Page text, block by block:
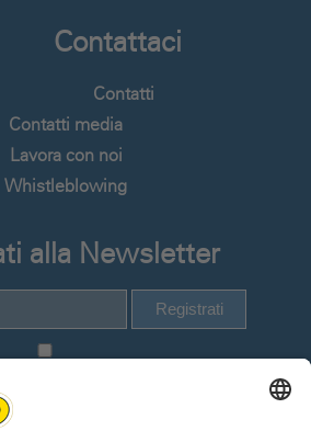
Contattaci
Contatti
Contatti media
Lavora con noi
Whistleblowing
alla Newsletter
Registrati
Utenti del sito web